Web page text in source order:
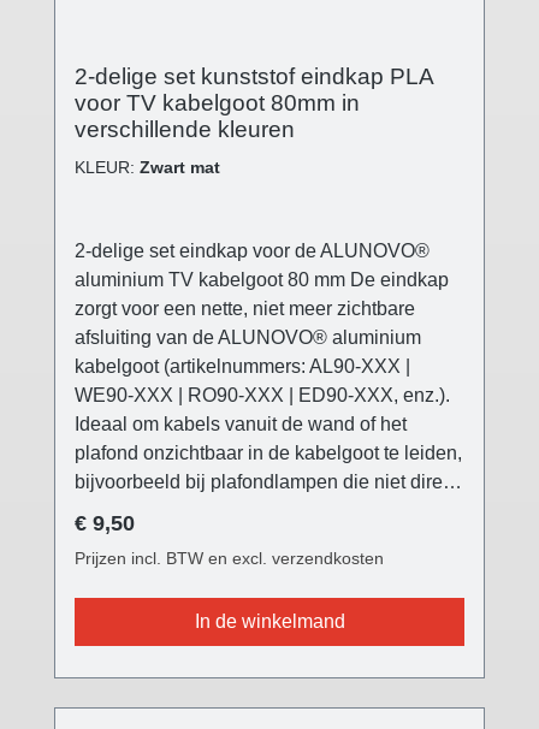
2-delige set kunststof eindkap PLA
voor TV kabelgoot 80mm in
verschillende kleuren
KLEUR: Zwart mat
2-delige set eindkap voor de ALUNOVO®
aluminium TV kabelgoot 80 mm De eindkap
zorgt voor een nette, niet meer zichtbare
afsluiting van de ALUNOVO® aluminium
kabelgoot (artikelnummers: AL90-XXX |
WE90-XXX | RO90-XXX | ED90-XXX, enz.).
Ideaal om kabels vanuit de wand of het
plafond onzichtbaar in de kabelgoot te leiden,
bijvoorbeeld bij plafondlampen die niet direct
(bijv. verplaatste eettafel, enz.). De
ALUNOVO® TV kabelgoot eindkap is
verkrijgbaar in drie verschillende kleuren
passend bij alle kabelgootvarianten en geeft
fijne structuur, de oppervlaktekwaliteit is met
versie V2 sterk verbeterd en de insteekflens
Normale prijs:
€ 9,50
Prijzen incl. BTW en excl. verzendkosten
In de winkelmand